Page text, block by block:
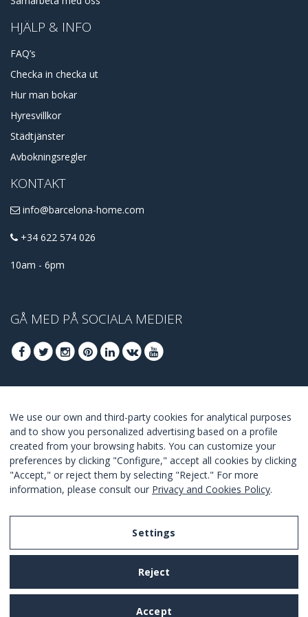
HJÄLP & INFO
FAQ’s
Checka in checka ut
Hur man bokar
Hyresvillkor
Städtjänster
Avbokningsregler
KONTAKT
info@barcelona-home.com
+34 622 574 026
10am - 6pm
GÅ MED PÅ SOCIALA MEDIER
ERBJUDANDENA
GÅ MED
I Agree with the terms and conditions
We use our own and third-party cookies for analytical purposes
and to show you personalized advertising based on a profile
created from your browsing habits. You can customize your
preferences by clicking "Configure," accept all cookies by clicking
"Accept," or reject them by selecting "Reject." For more
information, please consult our Privacy and Cookies Policy.
Settings
Reject
Accept
Legal Notice
Privacy and Cookies Policy
Terms and Conditions of Use